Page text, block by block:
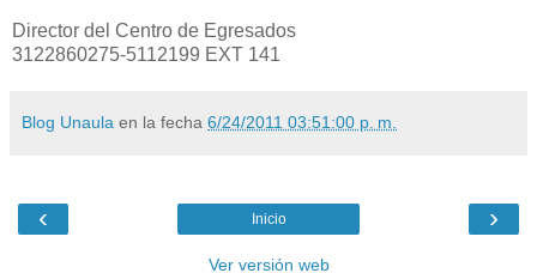
Director del Centro de Egresados
3122860275-5112199 EXT 141
Blog Unaula en la fecha 6/24/2011 03:51:00 p. m.
‹ ›
Inicio
Ver versión web